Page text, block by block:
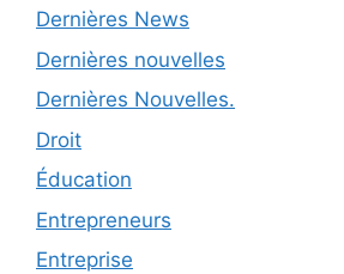
Dernières News
Dernières nouvelles
Dernières Nouvelles.
Droit
Éducation
Entrepreneurs
Entreprise